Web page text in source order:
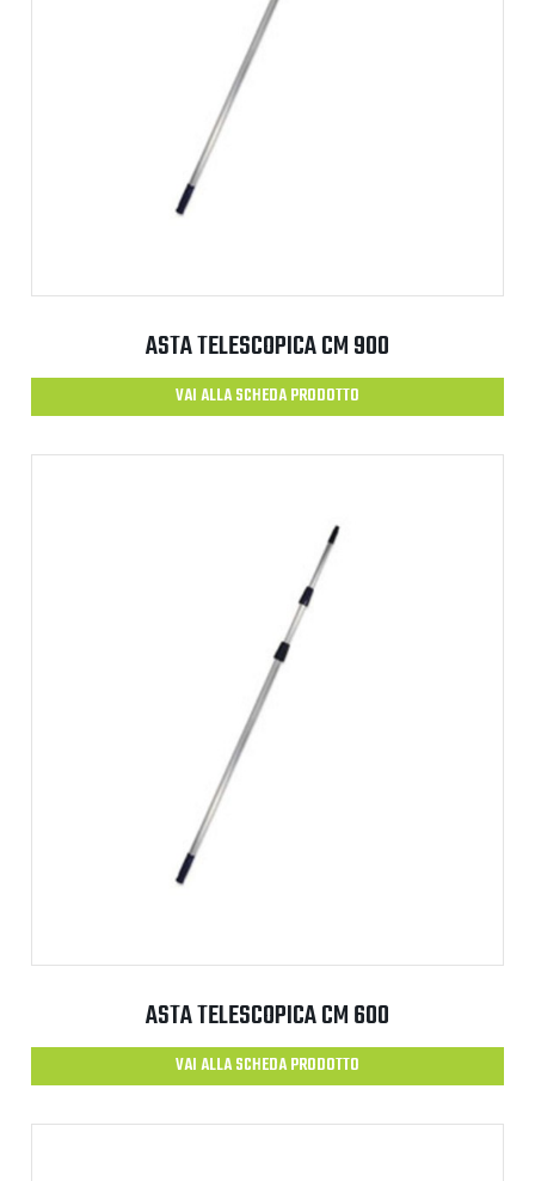
ASTA TELESCOPICA CM 900
VAI ALLA SCHEDA PRODOTTO
ASTA TELESCOPICA CM 600
VAI ALLA SCHEDA PRODOTTO